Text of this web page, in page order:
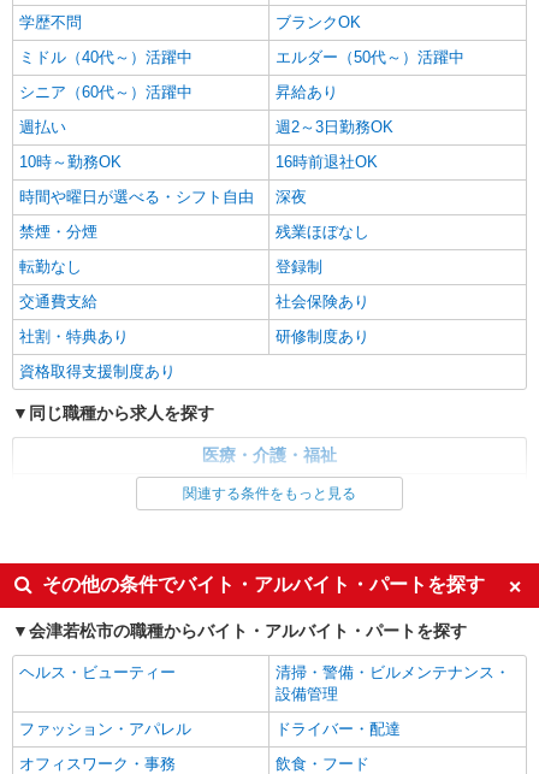
派遣社員
株式会社kotrio /●SD-H-1975280
会津若松市★シフト柔軟で長く働きやすいシニ
ア向けマンション
時給1350円〜2062円 ＜日払い有/週払い有/交
通費全支給(ガソリン代含む)＞
会津若松市 その他多数
詳細を見る
派遣社員
株式会社kotrio /●SD-H-2066368
毎日通うのが楽しみになる＊ホテルのような美
しいサ高住のSTAFF
時給1350円〜2062円 ＜日払い有/週払い有/交
通費全支給(ガソリン代含む)＞
会津若松市 その他多数
詳細を見る
株式会社kotrio /●SD-H-2066286
間に合うデイサービス
時給1350円〜2062円 ＜日払い有/週払い有/交
通費全支給(ガソリン代含む)＞
会津若松市 その他多数
キープ 詳細を見る
学歴不問
ブランクOK
ミドル（40代～）活躍中
エルダー（50代～）活躍中
シニア（60代～）活躍中
昇給あり
週払い
週2～3日勤務OK
10時～勤務OK
16時前退社OK
時間や曜日が選べる・シフト自由
深夜
禁煙・分煙
残業ほぼなし
転勤なし
登録制
交通費支給
社会保険あり
社割・特典あり
研修制度あり
資格取得支援制度あり
同じ職種から求人を探す
医療・介護・福祉
未経験歓迎
ミドル（40代～）活躍中
週2～3日勤務OK
深夜
交通費支給
社会保険あり
関連する条件をもっと見る
その他の条件でバイト・アルバイト・パートを探す
会津若松市の職種からバイト・アルバイト・パートを探す
ヘルス・ビューティー
清掃・警備・ビルメンテナンス・
設備管理
ファッション・アパレル
ドライバー・配達
オフィスワーク・事務
飲食・フード